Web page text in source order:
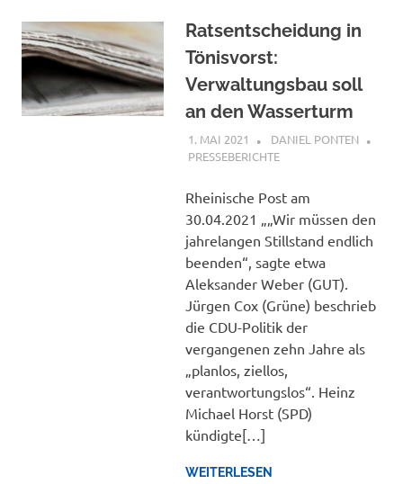
Ratsentscheidung in
Tönisvorst:
Verwaltungsbau soll
an den Wasserturm
1. MAI 2021
DANIEL PONTEN
PRESSEBERICHTE
Rheinische Post am
30.04.2021 „„Wir müssen den
jahrelangen Stillstand endlich
beenden“, sagte etwa
Aleksander Weber (GUT).
Jürgen Cox (Grüne) beschrieb
die CDU-Politik der
vergangenen zehn Jahre als
„planlos, ziellos,
verantwortungslos“. Heinz
Michael Horst (SPD)
kündigte[…]
WEITERLESEN